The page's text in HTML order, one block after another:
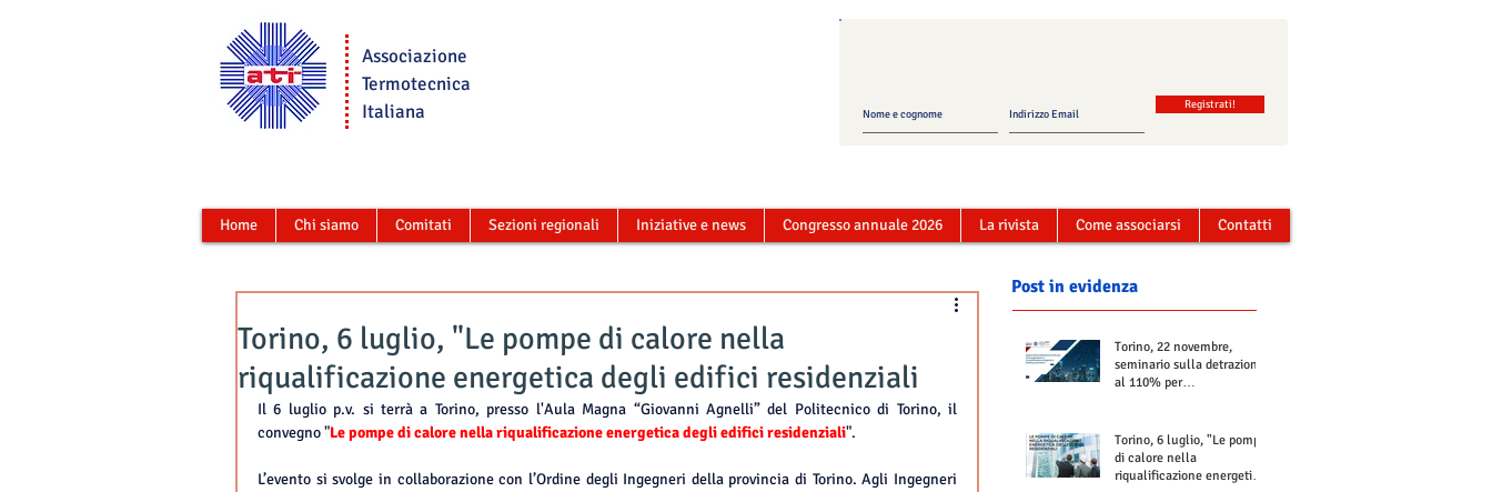
Associazione
Termotecnica
Italiana
Registrati!
Home Chi siamo Comitati Sezioni regionali Iniziative e news Congresso annuale 2026 La rivista Come associarsi Contatti
Torino, 6 luglio, "Le pompe di calore nella
riqualificazione energetica degli edifici residenziali
Il 6 luglio p.v. si terrà a Torino, presso l'Aula Magna “Giovanni Agnelli” del Politecnico di Torino, il
convegno "Le pompe di calore nella riqualificazione energetica degli edifici residenziali".
L’evento si svolge in collaborazione con l’Ordine degli Ingegneri della provincia di Torino. Agli Ingegneri
Post in evidenza
Torino, 22 novembre,
seminario sulla detrazione
al 110% per
Torino, 6 luglio, "Le pompe
di calore nella
riqualificazione energetica